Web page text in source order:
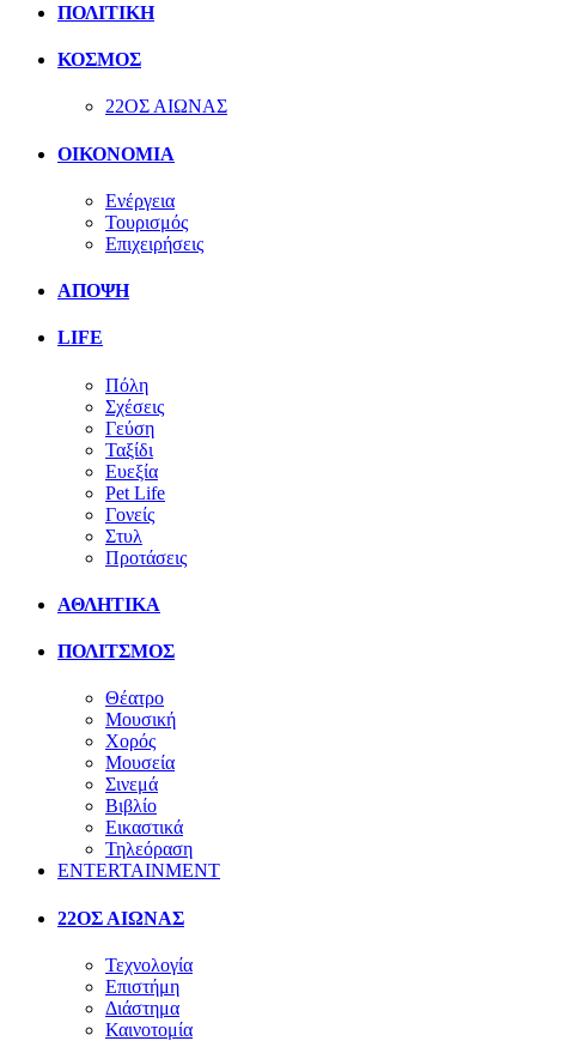
ΠΟΛΙΤΙΚΗ
ΚΟΣΜΟΣ
22ΟΣ ΑΙΩΝΑΣ
ΟΙΚΟΝΟΜΙΑ
Ενέργεια
Τουρισμός
Επιχειρήσεις
ΑΠΟΨΗ
LIFE
Πόλη
Σχέσεις
Γεύση
Ταξίδι
Ευεξία
Pet Life
Γονείς
Στυλ
Προτάσεις
ΑΘΛΗΤΙΚΑ
ΠΟΛΙΤΣΜΟΣ
Θέατρο
Μουσική
Χορός
Μουσεία
Σινεμά
Βιβλίο
Εικαστικά
Τηλεόραση
ENTERTAINMENT
22ΟΣ ΑΙΩΝΑΣ
Τεχνολογία
Επιστήμη
Διάστημα
Καινοτομία